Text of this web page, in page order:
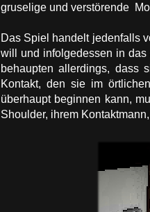
gruselige und verstörende
Das Spiel handelt jedenfalls
will und infolgedessen in
behaupten allerdings, dass
Kontakt, den sie im
überhaupt beginnen kann,
Shoulder, ihrem